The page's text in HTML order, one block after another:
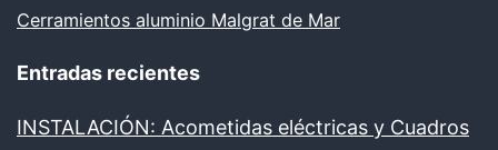
Cerramientos aluminio Malgrat de Mar
Entradas recientes
INSTALACIÓN: Acometidas eléctricas y Cuadros